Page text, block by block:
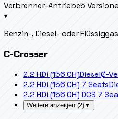
Verbrenner-Antriebe5
▾
Benzin-, Diesel- oder
C-Crosser
2.2 HDi (156 CH)DieselØ-
2.2 HDi (156 CH) 7 Seats
2.2 HDi (156 CH) DCS 7
Weitere anzeigen (2)▼